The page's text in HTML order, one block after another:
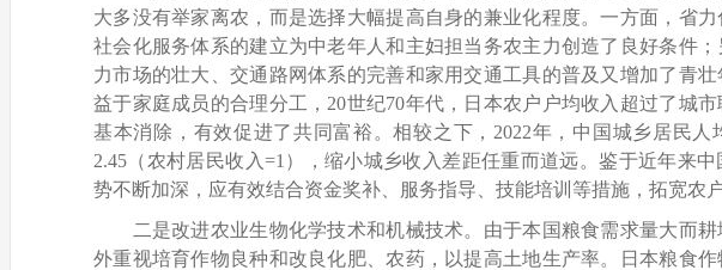
大多没有举家离农，而是选择大幅提高自身的兼业化程度。一方面，省
社会化服务体系的建立为中老年人和主妇担当务农主力创造了良好条件
力市场的壮大、交通路网体系的完善和家用交通工具的普及又增加了青
益于家庭成员的合理分工，20世纪70年代，日本农户户均收入超过了城
基本消除，有效促进了共同富裕。相较之下，2022年，中国城乡居民人
2.45（农村居民收入=1），缩小城乡收入差距任重而道远。鉴于近年来
势不断加深，应有效结合资金奖补、服务指导、技能培训等措施，拓宽农户
二是改进农业生物化学技术和机械技术。由于本国粮食需求量大而耕
外重视培育作物良种和改良化肥、农药，以提高土地生产率。日本粮食作